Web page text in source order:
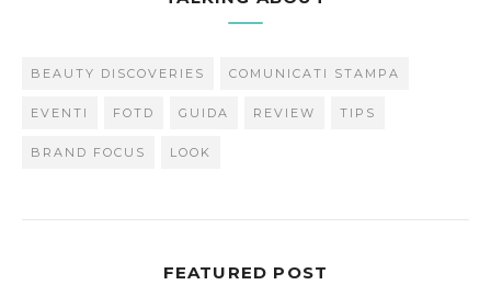
BEAUTY DISCOVERIES COMUNICATI STAMPA
EVENTI FOTD GUIDA REVIEW TIPS
BRAND FOCUS LOOK
FEATURED POST